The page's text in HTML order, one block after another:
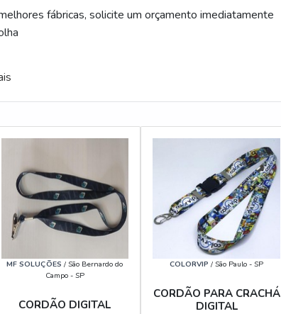
fábricas, solicite um orçamento imediatamente
MF SOLUÇÕES / São Bernardo do
Campo - SP
CORDÃO DIGITAL
COLORVIP / São Paulo - SP
CORDÃO PARA CRACHÁ
DIGITAL